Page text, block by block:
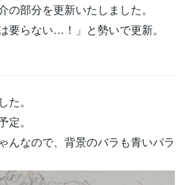
の部分を更新いたしました。
要らない…！」と勢いで更新。
。
。
んなので、背景のバラも青いバラ